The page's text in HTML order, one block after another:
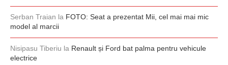
Serban Traian la FOTO: Seat a prezentat Mii, cel mai mai mic
model al marcii
Nisipasu Tiberiu la Renault și Ford bat palma pentru vehicule
electrice